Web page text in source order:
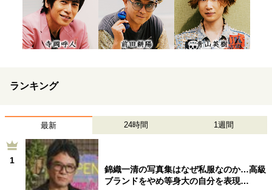
ランキング
最新 24時間 1週間
1
錦織一清の写真集はなぜ私服なのか…高級
ブランドをやめ等身大の自分を表現…